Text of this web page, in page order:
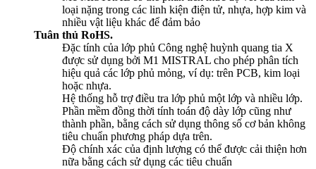
loại nặng trong các linh kiện điện tử, nhựa, hợp kim và
nhiều vật liệu khác để đảm bảo
Tuân thủ RoHS.
Đặc tính của lớp phủ Công nghệ huỳnh quang tia X
được sử dụng bởi M1 MISTRAL cho phép phân tích
hiệu quả các lớp phủ mỏng, ví dụ: trên PCB, kim loại
hoặc nhựa.
Hệ thống hỗ trợ điều tra lớp phủ một lớp và nhiều lớp.
Phần mềm đồng thời tính toán độ dày lớp cũng như
thành phần, bằng cách sử dụng thông số cơ bản không
tiêu chuẩn phương pháp dựa trên.
Độ chính xác của định lượng có thể được cải thiện hơn
nữa bằng cách sử dụng các tiêu chuẩn